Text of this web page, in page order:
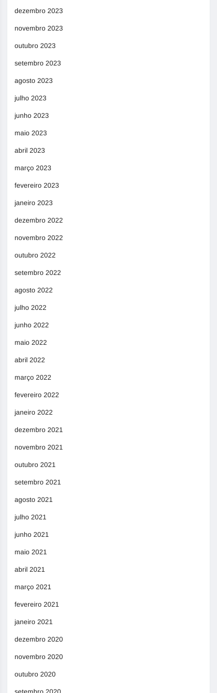
dezembro 2023
novembro 2023
outubro 2023
setembro 2023
agosto 2023
julho 2023
junho 2023
maio 2023
abril 2023
março 2023
fevereiro 2023
janeiro 2023
dezembro 2022
novembro 2022
outubro 2022
setembro 2022
agosto 2022
julho 2022
junho 2022
maio 2022
abril 2022
março 2022
fevereiro 2022
janeiro 2022
dezembro 2021
novembro 2021
outubro 2021
setembro 2021
agosto 2021
julho 2021
junho 2021
maio 2021
abril 2021
março 2021
fevereiro 2021
janeiro 2021
dezembro 2020
novembro 2020
outubro 2020